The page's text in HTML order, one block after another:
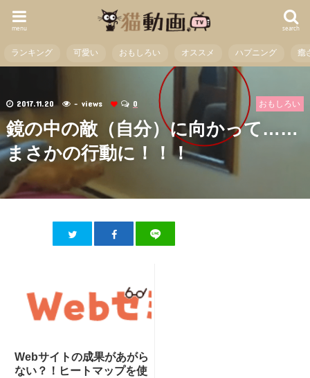
search
menu
ランキング 可愛い おもしろい オススメ ハプニング 癒
おもしろい
2017.11.20 - views 0
鏡の中の敵（自分）に向かって……
まさかの行動に！！！
Webサイトの成果があがら
ない？！ヒートマップを使